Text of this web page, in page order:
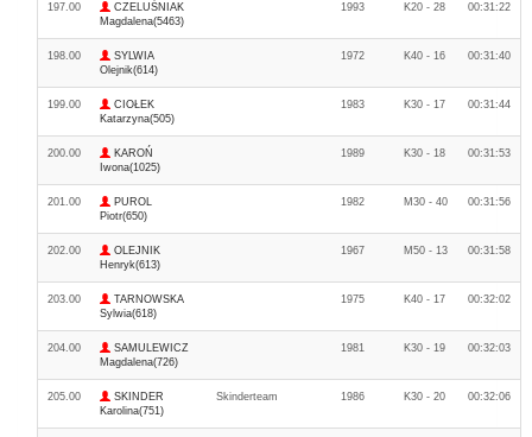
197.00
CZELUŚNIAK
Magdalena(5463)
1993 K20 - 28 00:31:22
198.00
SYLWIA
Olejnik(614)
1972 K40 - 16 00:31:40
199.00
CIOŁEK
Katarzyna(505)
1983 K30 - 17 00:31:44
200.00
KAROŃ
Iwona(1025)
1989 K30 - 18 00:31:53
201.00
PUROL
Piotr(650)
1982 M30 - 40 00:31:56
202.00
OLEJNIK
Henryk(613)
1967 M50 - 13 00:31:58
203.00
TARNOWSKA
Sylwia(618)
1975 K40 - 17 00:32:02
204.00
SAMULEWICZ
Magdalena(726)
1981 K30 - 19 00:32:03
205.00
SKINDER
Karolina(751)
Skinderteam 1986 K30 - 20 00:32:06